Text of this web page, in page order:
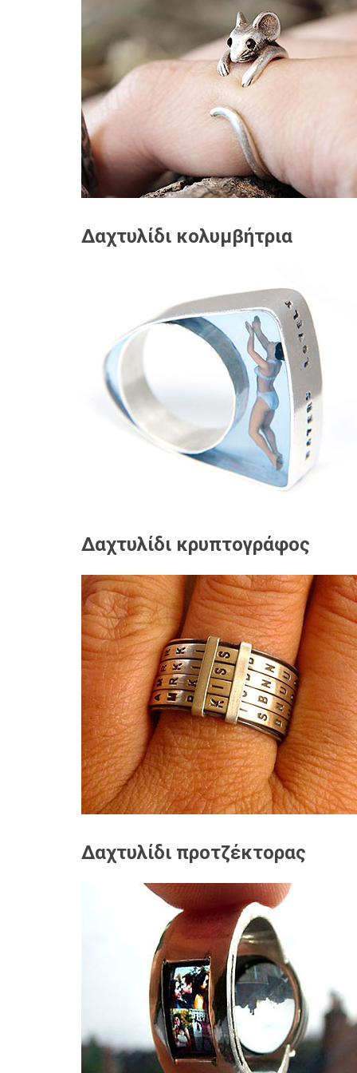
Δαχτυλίδι κολυμβήτρια
Δαχτυλίδι κρυπτογράφος
Δαχτυλίδι προτζέκτορας